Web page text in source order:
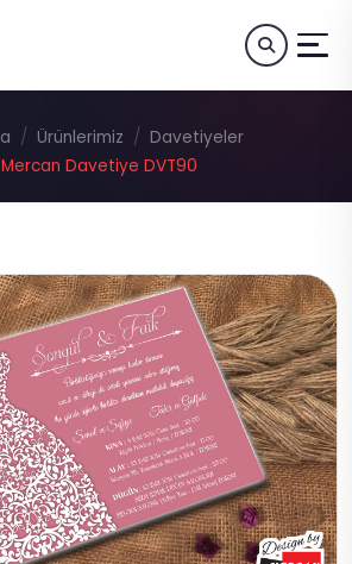
Ürünlerimiz
Davetiyeler
Mercan Davetiye DVT90